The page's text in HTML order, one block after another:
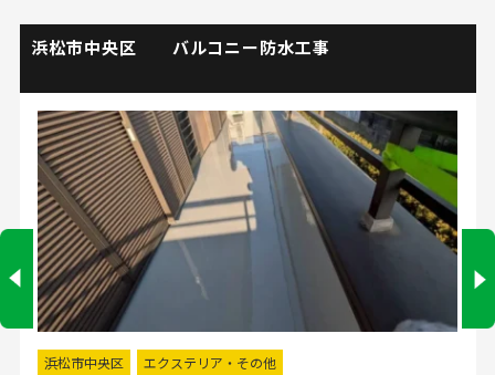
掛川市 流し台水栓取替工事
掛川市 水回りリフォーム